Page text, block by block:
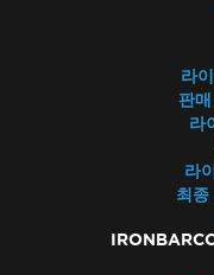
라
판
라
라
최종